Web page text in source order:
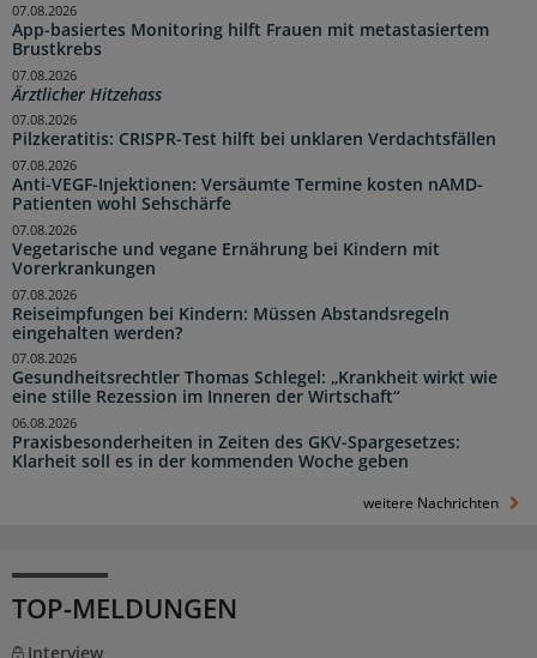
App-basiertes Monitoring hilft Frauen mit metastasiertem
Brustkrebs
07.08.2026
Ärztlicher Hitzehass
07.08.2026
Pilzkeratitis: CRISPR-Test hilft bei unklaren Verdachtsfällen
07.08.2026
Anti-VEGF-Injektionen: Versäumte Termine kosten nAMD-
Patienten wohl Sehschärfe
07.08.2026
Vegetarische und vegane Ernährung bei Kindern mit
Vorerkrankungen
07.08.2026
Reiseimpfungen bei Kindern: Müssen Abstandsregeln
eingehalten werden?
07.08.2026
Gesundheitsrechtler Thomas Schlegel: „Krankheit wirkt wie
eine stille Rezession im Inneren der Wirtschaft“
07.08.2026
Praxisbesonderheiten in Zeiten des GKV-Spargesetzes:
Klarheit soll es in der kommenden Woche geben
06.08.2026
weitere Nachrichten
TOP-MELDUNGEN
Interview